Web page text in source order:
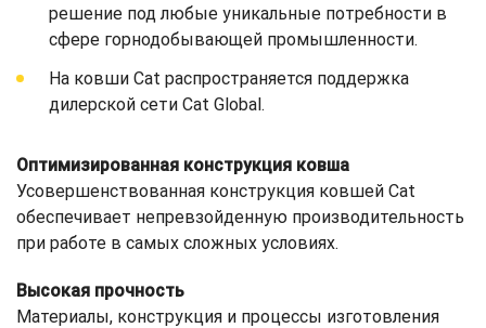
решение под любые уникальные потребности в
сфере горнодобывающей промышленности.
На ковши Cat распространяется поддержка
дилерской сети Cat Global.
Оптимизированная конструкция ковша
Усовершенствованная конструкция ковшей Cat
обеспечивает непревзойденную производительность
при работе в самых сложных условиях.
Высокая прочность
Материалы, конструкция и процессы изготовления